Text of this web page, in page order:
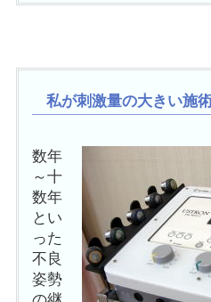
私が刺激量の大きい施
数年
～十
数年
とい
った
不良
姿勢